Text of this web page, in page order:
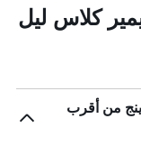
كلاس ليل
من أقرب